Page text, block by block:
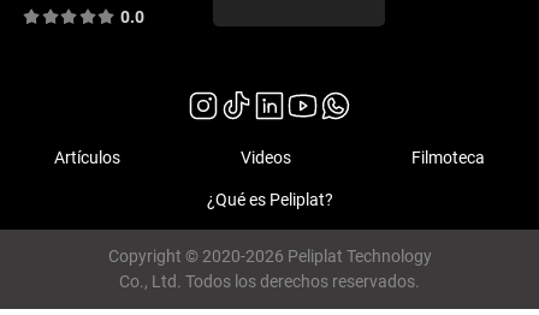
0.0
Artículos Videos Filmoteca
¿Qué es Peliplat?
Copyright © 2020-2026 Peliplat Technology
Co., Ltd. Todos los derechos reservados.